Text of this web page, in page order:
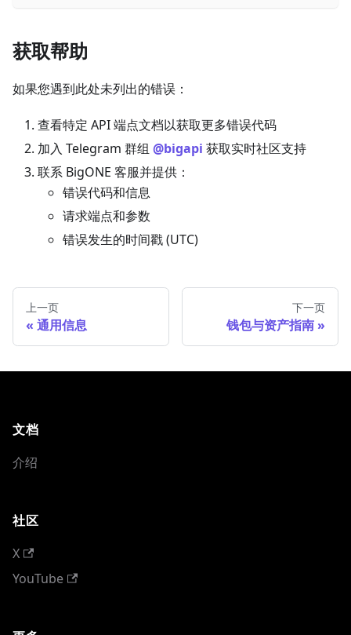
获取帮助
如果您遇到此处未列出的错误：
查看特定 API 端点文档以获取更多错误代码
加入 Telegram 群组 @bigapi 获取实时社区支持
联系 BigONE 客服并提供：
错误代码和信息
请求端点和参数
错误发生的时间戳 (UTC)
上一页
通用信息
下一页
钱包与资产指南
文档
介绍
社区
X
YouTube